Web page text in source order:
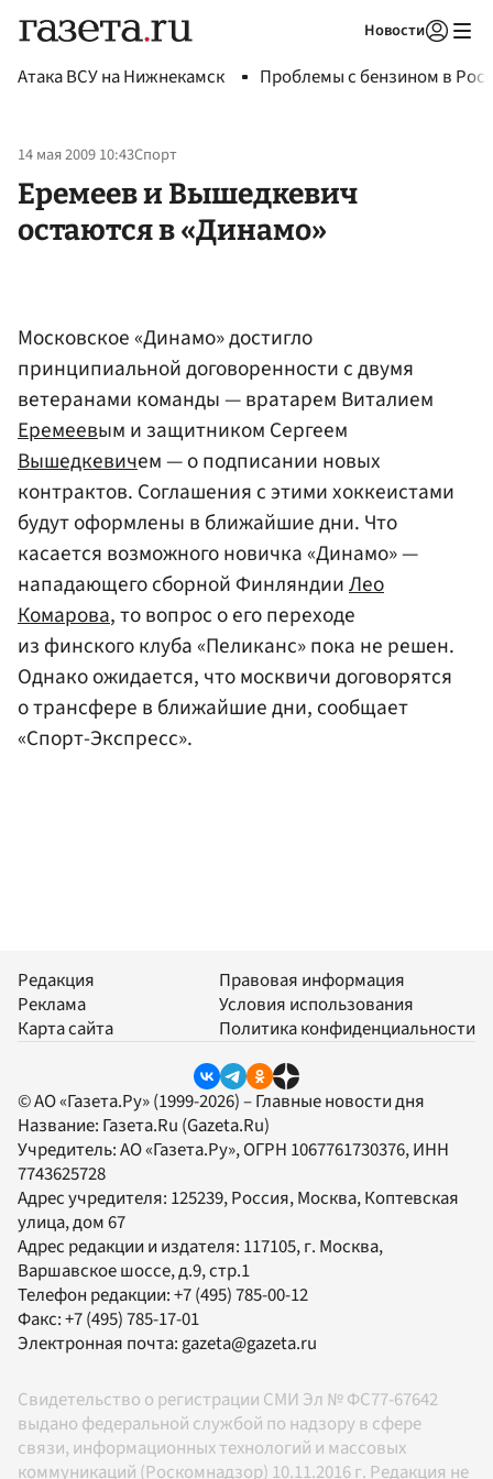
Новости
Атака ВСУ на Нижнекамск Проблемы с бензином в
14 мая 2009 10:43Спорт
Еремеев и Вышедкевич
остаются в «Динамо»
Московское «Динамо» достигло
принципиальной договоренности с двумя
ветеранами команды — вратарем Виталием
Еремеевым и защитником Сергеем
Вышедкевичем — о подписании новых
контрактов. Соглашения с этими хоккеистами
будут оформлены в ближайшие дни. Что
касается возможного новичка «Динамо» —
нападающего сборной ФинляндииЛео
Комарова, то вопрос о его переходе
из финского клуба «Пеликанс» пока не решен.
Однако ожидается, что москвичи договорятся
о трансфере в ближайшие дни, сообщает
«Спорт-Экспресс».
Редакция
Реклама
Карта сайта
Правовая информация
Условия использования
Политика конфиденциальности
© АО «Газета.Ру» (1999-2026) – Главные новости дня
Название: Газета.Ru (Gazeta.Ru)
Учредитель:АО «Газета.Ру», ОГРН 1067761730376, ИНН
7743625728
Адрес учредителя: 125239, Россия, Москва, Коптевская
улица, дом 67
Адрес редакции и издателя: 117105, г. Москва,
Варшавское шоссе, д.9, стр.1
Телефон редакции:+7 (495) 785-00-12
Факс:+7 (495) 785-17-01
Электронная почта:gazeta@gazeta.ru
Свидетельство о регистрации СМИ Эл № ФС77-67642
выдано федеральной службой по надзору в сфере
связи, информационных технологий и массовых
коммуникаций (Роскомнадзор) 10.11.2016 г. Редакция не